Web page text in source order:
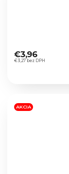
hodnotenie
produktu
hviezdičiek.
€3,27 bez DPH
€3,96
AKCIA